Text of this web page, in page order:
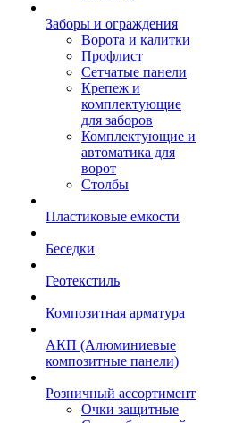
Заборы и ограждения
Ворота и калитки
Профлист
Сетчатые панели
Крепеж и
комплектующие
для заборов
Комплектующие и
автоматика для
ворот
Столбы
Пластиковые емкости
Беседки
Геотекстиль
Композитная арматура
АКП (Алюминиевые
композитные панели)
Розничный ассортимент
Очки защитные